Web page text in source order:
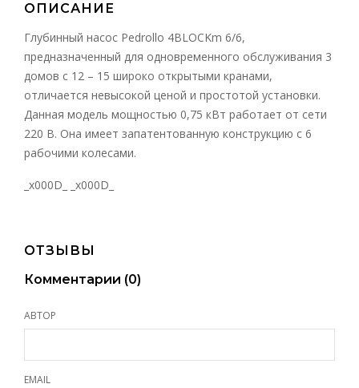
ОПИСАНИЕ
Глубинный насос Pedrollo 4BLOCKm 6/6,
предназначенный для одновременного обслуживания 3
домов с 12 – 15 широко открытыми кранами,
отличается невысокой ценой и простотой установки.
Данная модель мощностью 0,75 кВт работает от сети
220 В. Она имеет запатентованную конструкцию с 6
рабочими колесами.
_x000D_ _x000D_
ОТЗЫВЫ
Комментарии (0)
АВТОР
EMAIL